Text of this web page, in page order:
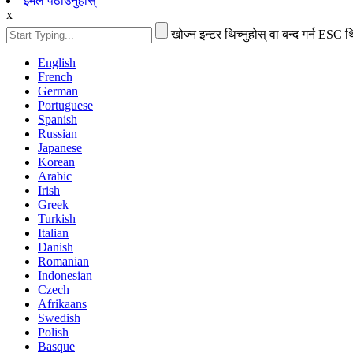
x
खोज्न इन्टर थिच्नुहोस् वा बन्द गर्न ESC
English
French
German
Portuguese
Spanish
Russian
Japanese
Korean
Arabic
Irish
Greek
Turkish
Italian
Danish
Romanian
Indonesian
Czech
Afrikaans
Swedish
Polish
Basque